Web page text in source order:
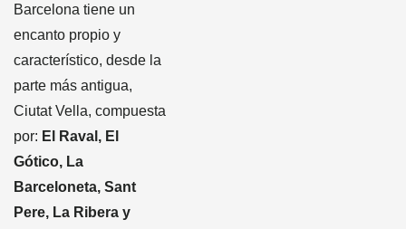
Barcelona tiene un
encanto propio y
característico, desde la
parte más antigua,
Ciutat Vella, compuesta
por: El Raval, El
Gótico, La
Barceloneta, Sant
Pere, La Ribera y